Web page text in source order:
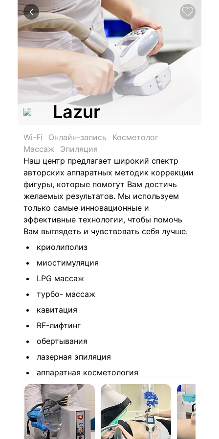
Lazur
Wi-Fi Онлайн-запись
Косметолог
Массаж
Эпиляция
Наш центр предлагает широкий спектр
авторских аппаратных методик коррекции
фигуры, которые помогут Вам достичь
желаемых результатов. Мы используем
только самые инновационные и
эффективные технологии, чтобы помочь
Вам выглядеть и чувствовать себя лучше.
криолиполиз
миостимуляция
LPG массаж
турбо- массаж
кавитация
RF-лифтинг
обертывания
лазерная эпиляция
аппаратная косметология